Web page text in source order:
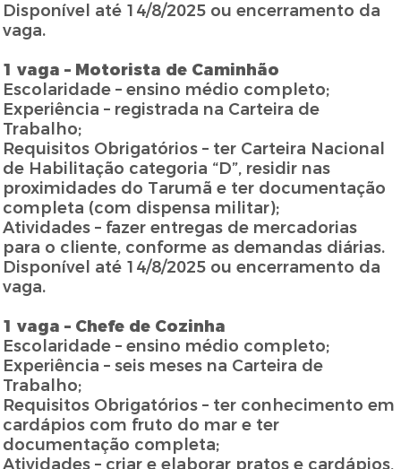
Disponível até 14/8/2025 ou encerramento da
vaga.
1 vaga – Motorista de Caminhão
Escolaridade – ensino médio completo;
Experiência – registrada na Carteira de
Trabalho;
Requisitos Obrigatórios – ter Carteira Nacional
de Habilitação categoria “D”, residir nas
proximidades do Tarumã e ter documentação
completa (com dispensa militar);
Atividades – fazer entregas de mercadorias
para o cliente, conforme as demandas diárias.
Disponível até 14/8/2025 ou encerramento da
vaga.
1 vaga – Chefe de Cozinha
Escolaridade – ensino médio completo;
Experiência – seis meses na Carteira de
Trabalho;
Requisitos Obrigatórios – ter conhecimento em
cardápios com fruto do mar e ter
documentação completa;
Atividades – criar e elaborar pratos e cardápios,